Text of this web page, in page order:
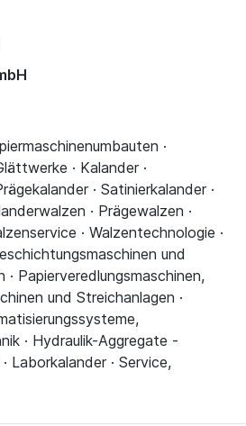
·
· Kalander ·
· Satinierkalander ·
· Prägewalzen ·
· Walzentechnologie ·
und
· Papierveredlungsmaschinen,
und Streichanlagen ·
· Hydraulik-Aggregate -
Laborkalander · Service,